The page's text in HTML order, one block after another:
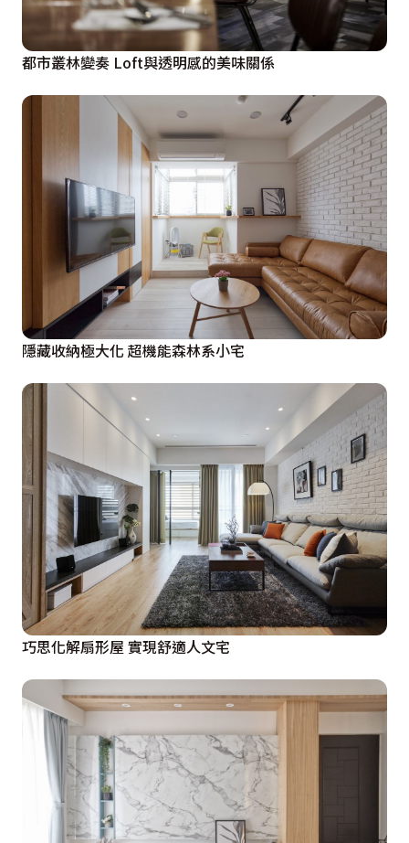
都市叢林變奏 Loft與透明感的美味關係
隱藏收納極大化 超機能森林系小宅
巧思化解扇形屋 實現舒適人文宅